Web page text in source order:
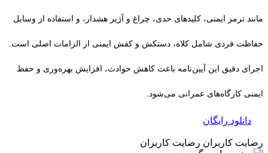
مانند ترمز ایمنی، کلیدهای حدی، چراغ و آژیر هشدار، و استفاده از وسایل
حفاظت فردی شامل کلاه، دستکش و کفش ایمنی از الزامات اصلی است.
اجرای دقیق این آیین‌نامه باعث کاهش حوادث، افزایش بهره‌وری و حفظ
ایمنی کارگاه‌های عمرانی می‌شود.
دانلود رایگان
رضایت کاربران رضایت کاربران